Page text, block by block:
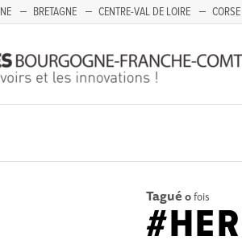
BRETAGNE CENTRE-VAL DE LOIRE CORSE
Tagué 0fois